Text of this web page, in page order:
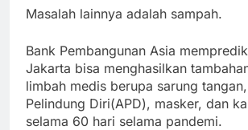
Masalah lainnya adalah sampah.
Bank Pembangunan Asia
Jakarta bisa menghasilkan
limbah medis berupa sarung
Pelindung Diri(APD), masker, dan
selama 60 hari selama pandemi.